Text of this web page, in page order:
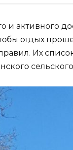
и активного
отдых
Их